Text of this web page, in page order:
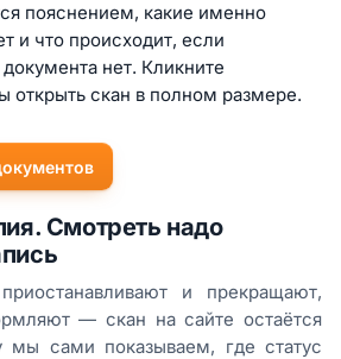
пояснением, какие именно
и что происходит, если
нет. Кликните
открыть скан в полном размере.
Смотреть надо
и прекращают,
— скан на сайте остаётся
сами показываем, где статус